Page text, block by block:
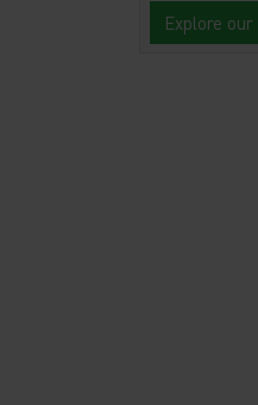
Explore our